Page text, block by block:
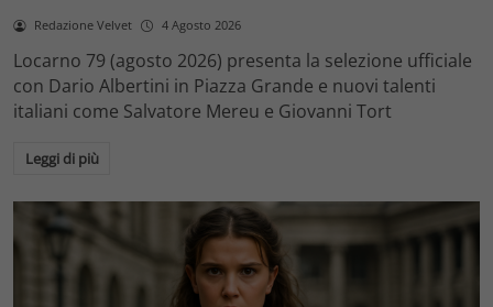
Redazione Velvet 4 Agosto 2026
Locarno 79 (agosto 2026) presenta la selezione ufficiale
con Dario Albertini in Piazza Grande e nuovi talenti
italiani come Salvatore Mereu e Giovanni Tort
Leggi di più